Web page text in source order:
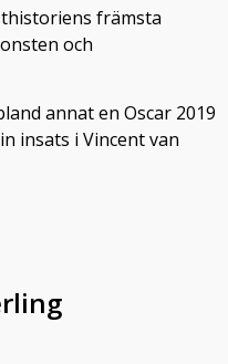
främsta
och
annat en Oscar 2019
insats i Vincent van